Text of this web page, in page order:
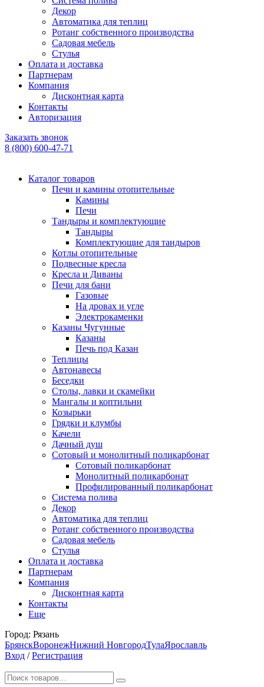
Декор
Автоматика для теплиц
Ротанг собственного производства
Садовая мебель
Стулья
Оплата и доставка
Партнерам
Компания
Дисконтная карта
Контакты
Авторизация
Заказать звонок
8 (800) 600-47-71
Каталог товаров
Печи и камины отопительные
Камины
Печи
Тандыры и комплектующие
Тандыры
Комплектующие для тандыров
Котлы отопительные
Подвесные кресла
Кресла и Диваны
Печи для бани
Газовые
На дровах и угле
Электрокаменки
Казаны Чугунные
Казаны
Печь под Казан
Теплицы
Автонавесы
Беседки
Столы, лавки и скамейки
Мангалы и коптильни
Козырьки
Грядки и клумбы
Качели
Дачный душ
Сотовый и монолитный поликарбонат
Сотовый поликарбонат
Монолитный поликарбонат
Профилированный поликарбонат
Система полива
Декор
Автоматика для теплиц
Ротанг собственного производства
Садовая мебель
Стулья
Оплата и доставка
Партнерам
Компания
Дисконтная карта
Контакты
Еще
Город: Рязань
БрянскВоронежНижний НовгородТулаЯрославль
Вход / Регистрация